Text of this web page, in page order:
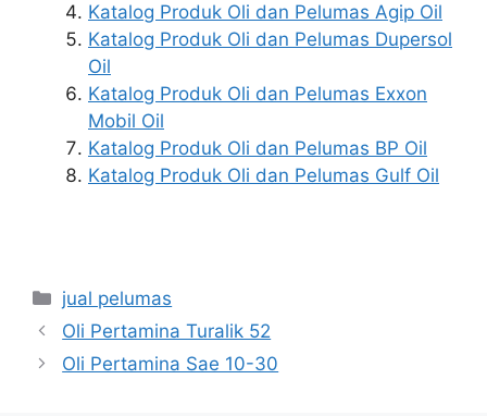
Katalog Produk Oli dan Pelumas Agip Oil
Katalog Produk Oli dan Pelumas Dupersol
Oil
Katalog Produk Oli dan Pelumas Exxon
Mobil Oil
Katalog Produk Oli dan Pelumas BP Oil
Katalog Produk Oli dan Pelumas Gulf Oil
jual pelumas
Oli Pertamina Turalik 52
Oli Pertamina Sae 10-30